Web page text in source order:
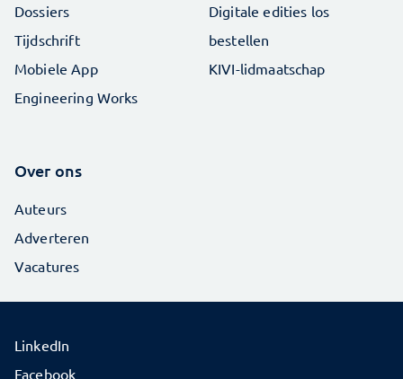
Dossiers
Tijdschrift
Mobiele App
Engineering Works
Digitale edities los
bestellen
KIVI-lidmaatschap
Over ons
Auteurs
Adverteren
Vacatures
LinkedIn
Facebook